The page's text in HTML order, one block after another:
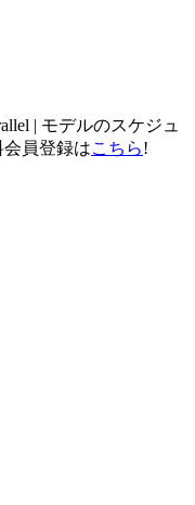
| モデルのスケジュ
員登録はこちら!